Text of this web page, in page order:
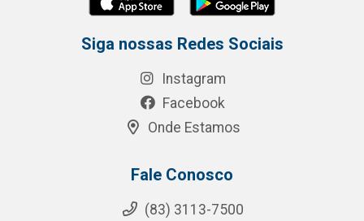
Siga nossas Redes Sociais
Instagram
Facebook
Onde Estamos
Fale Conosco
(83) 3113-7500